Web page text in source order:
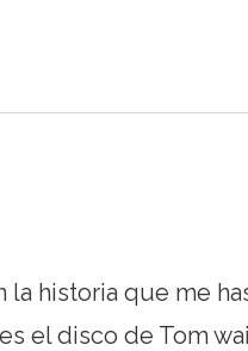
historia que me
el disco de Tom